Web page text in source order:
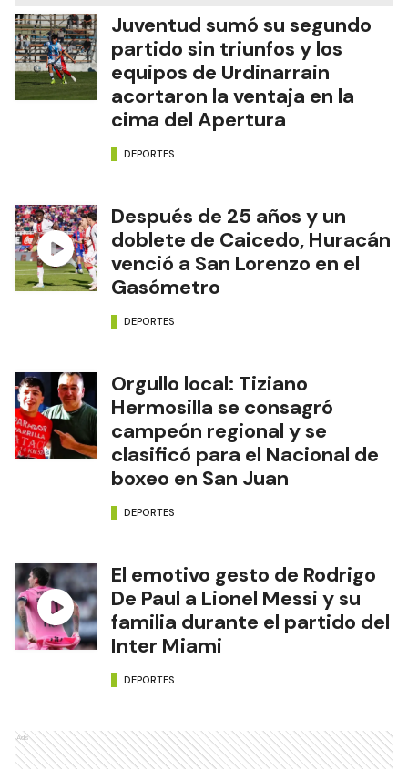
Juventud sumó su segundo
partido sin triunfos y los
equipos de Urdinarrain
acortaron la ventaja en la
cima del Apertura
DEPORTES
Después de 25 años y un
doblete de Caicedo, Huracán
venció a San Lorenzo en el
Gasómetro
DEPORTES
Orgullo local: Tiziano
Hermosilla se consagró
campeón regional y se
clasificó para el Nacional de
boxeo en San Juan
DEPORTES
El emotivo gesto de Rodrigo
De Paul a Lionel Messi y su
familia durante el partido del
Inter Miami
DEPORTES
Ads